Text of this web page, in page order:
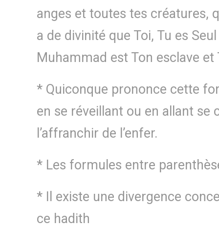
anges et toutes tes créatures,
a de divinité que Toi, Tu es
Muhammad est Ton esclave et
* Quiconque prononce cette
en se réveillant ou en allant se
l’affranchir de l’enfer.
* Les formules entre
* Il existe une divergence
ce hadith